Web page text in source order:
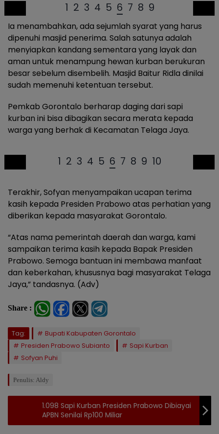
1 2 3 4 5 6 7 8 9
Ia menambahkan, ada sejumlah syarat yang harus
dipenuhi masjid penerima. Salah satunya adalah
menyiapkan kandang sementara yang layak dan
aman untuk menampung hewan kurban berukuran
besar sebelum disembelih. Masjid Baitur Ridla dinilai
sudah memenuhi ketentuan tersebut.
Pemkab Gorontalo berharap daging dari sapi
kurban ini bisa dibagikan secara merata kepada
warga yang berhak di Kecamatan Telaga Jaya.
1 2 3 4 5 6 7 8 9 10
Terakhir, Sofyan menyampaikan ucapan terima
kasih kepada Presiden Prabowo atas perhatian yang
diberikan kepada masyarakat Gorontalo.
“Atas nama pemerintah daerah dan warga, kami
sampaikan terima kasih kepada Bapak Presiden
Prabowo. Semoga bantuan ini membawa manfaat
dan keberkahan, khususnya bagi masyarakat Telaga
Jaya,” tandasnya. (Adv)
Share :
Tag:
Bupati Kabupaten Gorontalo
Presiden Prabowo Subianto
Sapi Kurban
Sofyan Puhi
Penulis: Aldy
1.098 Sapi Kurban Presiden Prabowo Dibiayai
APBN Senilai Rp100 Miliar